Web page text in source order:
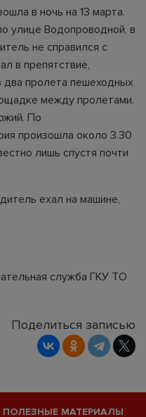
в ночь на 13 марта.
улице Водопроводной, в
не справился с
в препятствие,
два пролета пешеходных
между пролетами.
По
произошла около 3.30
лишь спустя почти
ехал на машине,
служба ГКУ ТО
Поделиться записью
ПОЛЕЗНЫЕ МАТЕРИАЛЫ